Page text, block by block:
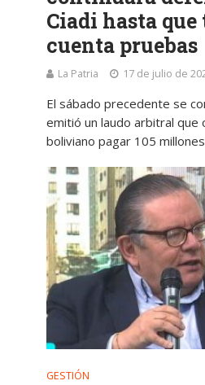
Ciadi hasta que
cuenta pruebas
La Patria 17 de julio de
El sábado precedente se
emitió un laudo arbitral que
boliviano pagar 105
GESTIÓN